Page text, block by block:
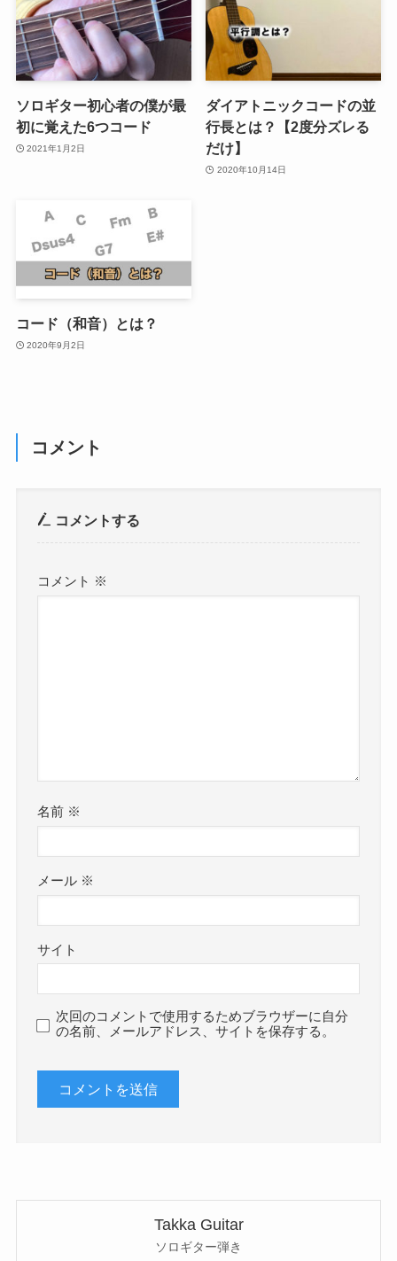
ソロギター初心者の僕が最
初に覚えた6つコード
2021年1月2日
ダイアトニックコードの並
行長とは？【2度分ズレる
だけ】
2020年10月14日
コード（和音）とは？
2020年9月2日
コメント
コメントする
コメント ※
名前 ※
メール ※
サイト
次回のコメントで使用するためブラウザーに自分
の名前、メールアドレス、サイトを保存する。
Takka Guitar
ソロギター弾き